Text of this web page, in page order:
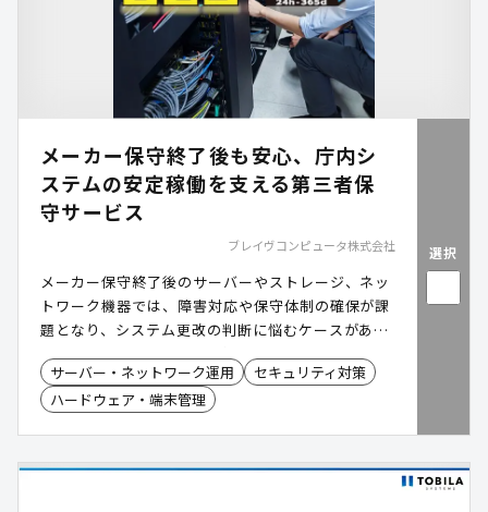
メーカー保守終了後も安心、庁内シ
ステムの安定稼働を支える第三者保
守サービス
ブレイヴコンピュータ株式会社
メーカー保守終了後のサーバーやストレージ、ネッ
トワーク機器では、障害対応や保守体制の確保が課
題となり、システム更改の判断に悩むケースがあり
ます。一方で、予算や運用状況を踏まえると、利用
可能な機器を継続活用したいというニーズも少なく
ありません。「つなぎ保守®」は、メーカー保守終
国対応の保守ネットワークにより、安心して利用で
サーバー・ネットワーク運用
セキュリティ対策
ハードウェア・端末管理
選択